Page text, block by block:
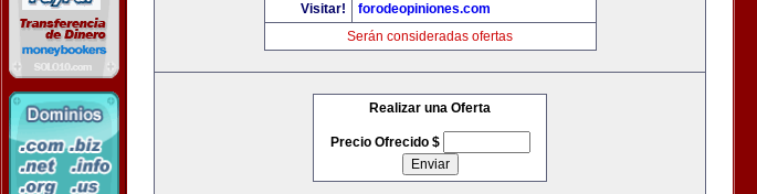
Visitar!
forodeopiniones.com
Serán consideradas ofertas
Realizar una Oferta
Precio Ofrecido $